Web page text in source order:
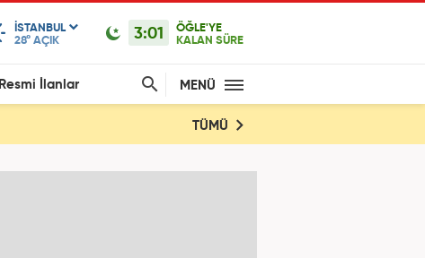
ISTANBUL
28° AÇIK 3:01
ÖĞLE'YE
KALAN SÜRE
Resmi İlanlar MENÜ
TÜMÜ